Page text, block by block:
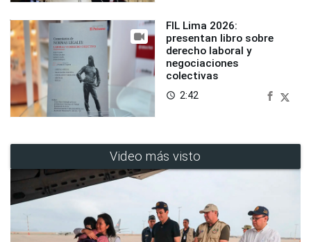
FIL Lima 2026:
presentan libro sobre
derecho laboral y
negociaciones
colectivas
access_time 2:42
Video más visto